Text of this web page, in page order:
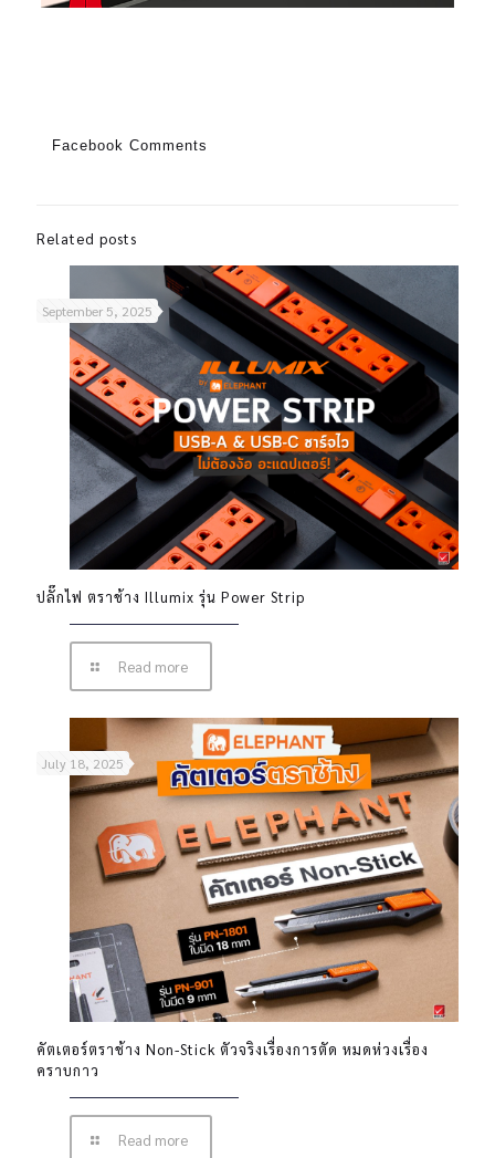
Facebook Comments
Related posts
September 5, 2025
ปลั๊กไฟ ตราช้าง Illumix รุ่น Power Strip
Read more
July 18, 2025
คัตเตอร์ตราช้าง Non-Stick ตัวจริงเรื่องการตัด หมดห่วงเรื่อง
คราบกาว
Read more